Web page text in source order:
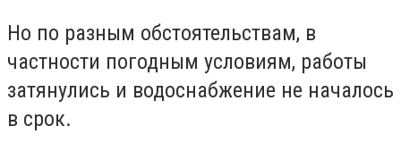
Но по разным обстоятельствам, в
частности погодным условиям, работы
затянулись и водоснабжение не началось
в срок.